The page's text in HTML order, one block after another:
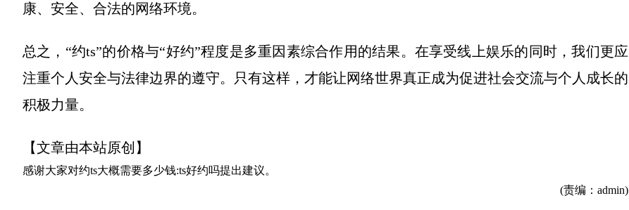
康、安全、合法的网络环境。
总之，“约ts”的价格与“好约”程度是多重因素综合作用的结果。在享受线上娱乐的同时，我们更应
注重个人安全与法律边界的遵守。只有这样，才能让网络世界真正成为促进社会交流与个人成长的
积极力量。
【文章由本站原创】
感谢大家对约ts大概需要多少钱:ts好约吗提出建议。
(责编：admin)